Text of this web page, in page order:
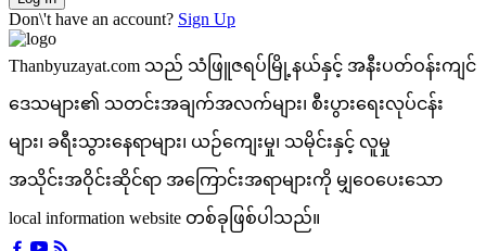
Don\'t have an account? Sign Up
Thanbyuzayat.com သည် သံဖြူဇရပ်မြို့နယ်နှင့် အနီးပတ်ဝန်းကျင်
ဒေသများ၏ သတင်းအချက်အလက်များ၊ စီးပွားရေးလုပ်ငန်း
များ၊ ခရီးသွားနေရာများ၊ ယဉ်ကျေးမှု၊ သမိုင်းနှင့် လူမှု
အသိုင်းအဝိုင်းဆိုင်ရာ အကြောင်းအရာများကို မျှဝေပေးသော
local information website တစ်ခုဖြစ်ပါသည်။